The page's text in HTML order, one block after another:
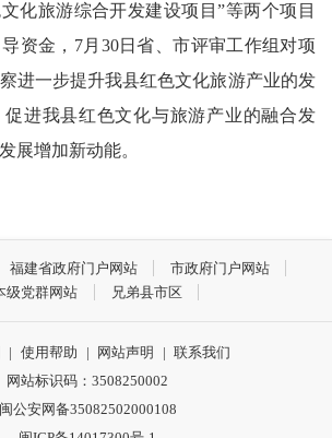
化旅游综合开发建设项目”等两个项目
资金，7月30日省、市评审工作组对项
进一步提升我县红色文化旅游产业的发
促进我县红色文化与旅游产业的融合发
展增加新动能。
福建省政府门户网站
市政府门户网站
级党群网站
兄弟县市区
| 使用帮助 | 网站声明 | 联系我们
网站标识码：3508250002
闽公安网备35082502000108